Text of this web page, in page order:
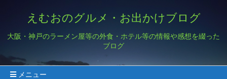
えむおのグルメ・お出かけブログ
大阪・神戸のラーメン屋等の外食・ホテル等の情報や感想を綴った
ブログ
メニュー